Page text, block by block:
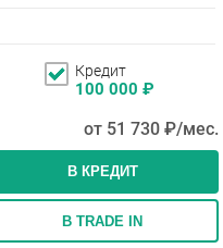
Кредит
100 000 ₽
от 51 730₽/мес.
В КРЕДИТ
В TRADE IN